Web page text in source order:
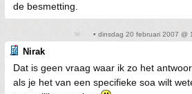
de besmetting.
• dinsdag 20 februari 2007 @
Nirak
Dat is geen vraag waar ik zo het
als je het van een specifieke soa wilt